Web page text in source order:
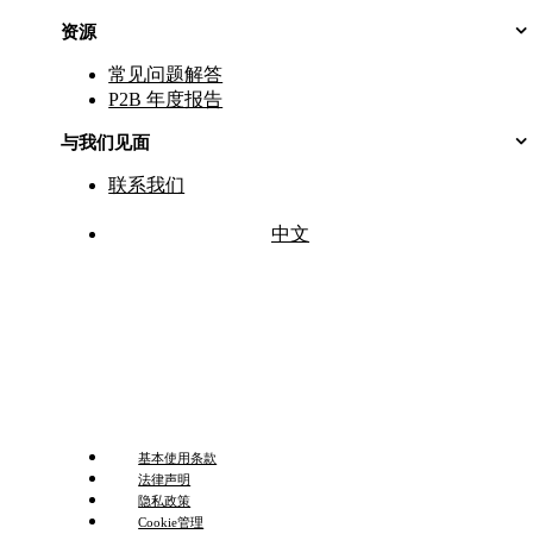
资源
常见问题解答
P2B 年度报告
与我们见面
联系我们
中文
基本使用条款
法律声明
隐私政策
Cookie管理